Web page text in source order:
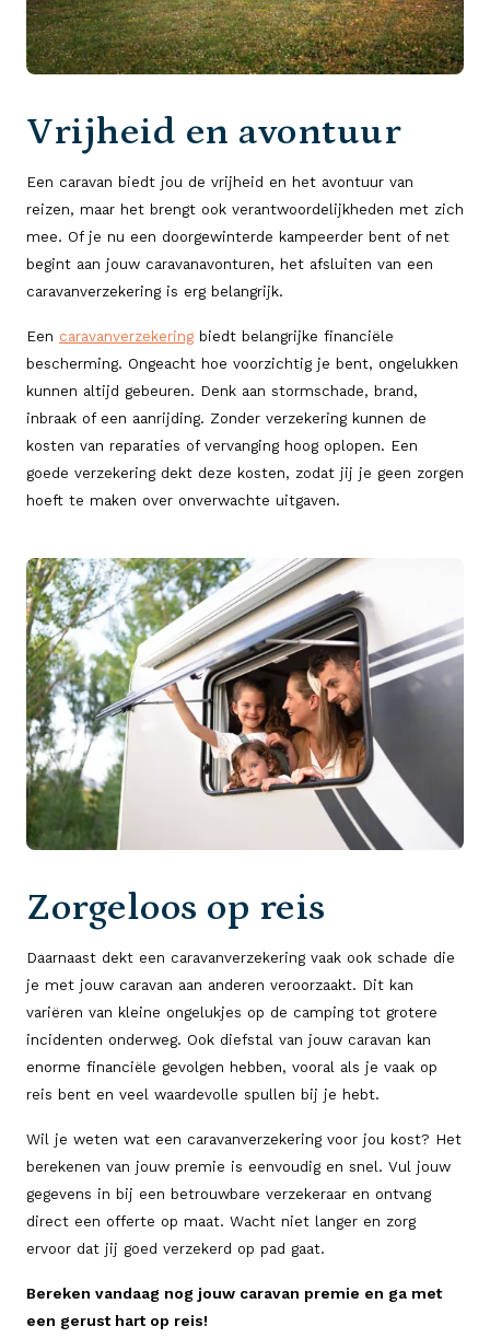
Vrijheid en avontuur
Een caravan biedt jou de vrijheid en het avontuur van
reizen, maar het brengt ook verantwoordelijkheden met zich
mee. Of je nu een doorgewinterde kampeerder bent of net
begint aan jouw caravanavonturen, het afsluiten van een
caravanverzekering is erg belangrijk.
Een caravanverzekering biedt belangrijke financiële
bescherming. Ongeacht hoe voorzichtig je bent, ongelukken
kunnen altijd gebeuren. Denk aan stormschade, brand,
inbraak of een aanrijding. Zonder verzekering kunnen de
kosten van reparaties of vervanging hoog oplopen. Een
goede verzekering dekt deze kosten, zodat jij je geen zorgen
hoeft te maken over onverwachte uitgaven.
Zorgeloos op reis
Daarnaast dekt een caravanverzekering vaak ook schade die
je met jouw caravan aan anderen veroorzaakt. Dit kan
variëren van kleine ongelukjes op de camping tot grotere
incidenten onderweg. Ook diefstal van jouw caravan kan
enorme financiële gevolgen hebben, vooral als je vaak op
reis bent en veel waardevolle spullen bij je hebt.
Wil je weten wat een caravanverzekering voor jou kost? Het
berekenen van jouw premie is eenvoudig en snel. Vul jouw
gegevens in bij een betrouwbare verzekeraar en ontvang
direct een offerte op maat. Wacht niet langer en zorg
ervoor dat jij goed verzekerd op pad gaat.
Bereken vandaag nog jouw caravan premie en ga met
een gerust hart op reis!